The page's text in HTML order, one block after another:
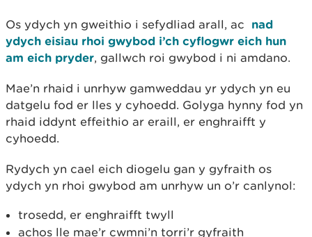
Os ydych yn gweithio i sefydliad arall, ac nad
ydych eisiau rhoi gwybod i’ch cyflogwr eich hun
am eich pryder, gallwch roi gwybod i ni amdano.
Mae’n rhaid i unrhyw gamweddau yr ydych yn eu
datgelu fod er lles y cyhoedd. Golyga hynny fod yn
rhaid iddynt effeithio ar eraill, er enghraifft y
cyhoedd.
Rydych yn cael eich diogelu gan y gyfraith os
ydych yn rhoi gwybod am unrhyw un o’r canlynol:
trosedd, er enghraifft twyll
achos lle mae’r cwmni’n torri’r gyfraith